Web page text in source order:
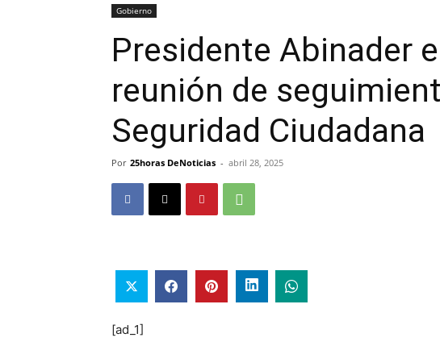
Gobierno
Presidente Abinader
reunión de
Seguridad Ciudadana
Por 25horas DeNoticias - abril 28, 2025
[ad_1]